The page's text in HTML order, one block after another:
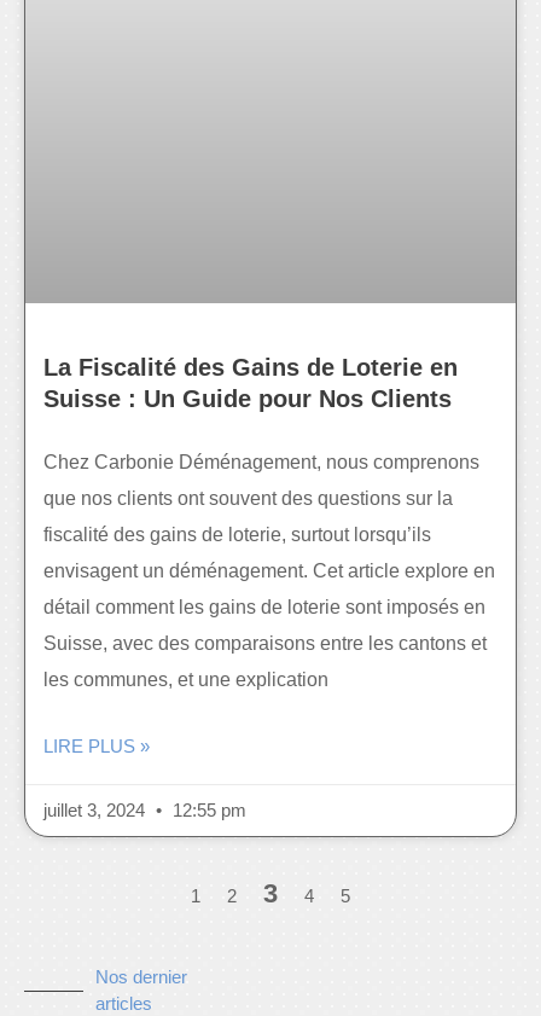
La Fiscalité des Gains de Loterie en
Suisse : Un Guide pour Nos Clients
Chez Carbonie Déménagement, nous comprenons
que nos clients ont souvent des questions sur la
fiscalité des gains de loterie, surtout lorsqu’ils
envisagent un déménagement. Cet article explore en
détail comment les gains de loterie sont imposés en
Suisse, avec des comparaisons entre les cantons et
les communes, et une explication
LIRE PLUS »
juillet 3, 2024 12:55 pm
1 2 3 4 5
Nos dernier
articles